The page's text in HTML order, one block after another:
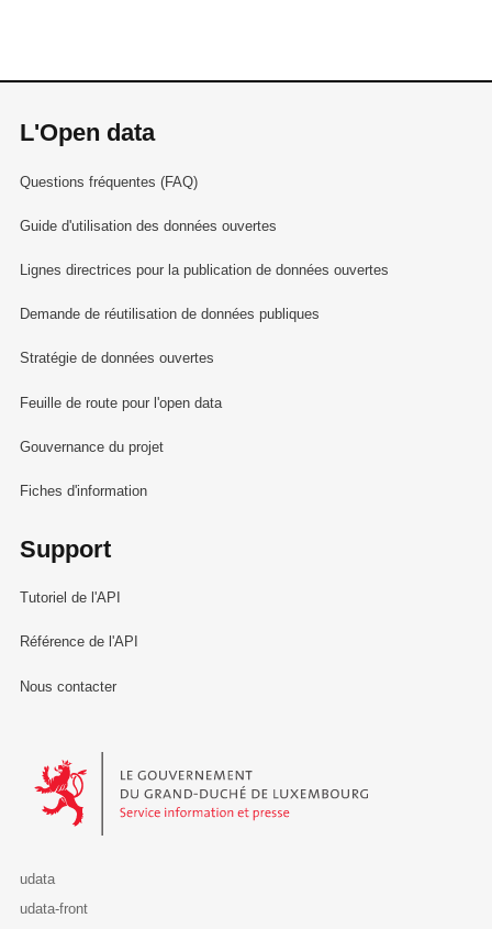
L'Open data
Questions fréquentes (FAQ)
Guide d'utilisation des données ouvertes
Lignes directrices pour la publication de données ouvertes
Demande de réutilisation de données publiques
Stratégie de données ouvertes
Feuille de route pour l'open data
Gouvernance du projet
Fiches d'information
Support
Tutoriel de l'API
Référence de l'API
Nous contacter
Le Gouvernement du Grand-Duché de Luxembourg - Service
udata
udata-front